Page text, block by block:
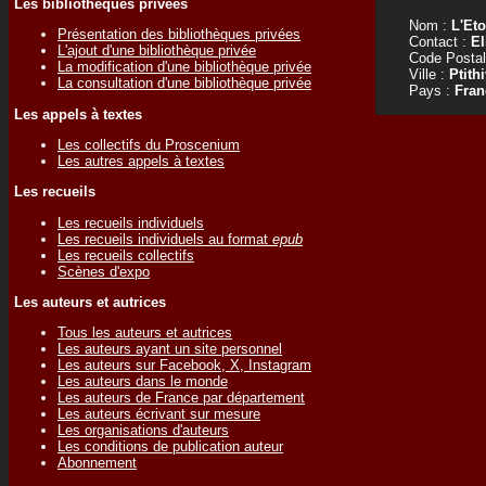
Les bibliothèques privées
Présentation des bibliothèques privées
L'ajout d'une bibliothèque privée
La modification d'une bibliothèque privée
La consultation d'une bibliothèque privée
Les appels à textes
Les collectifs du Proscenium
Les autres appels à textes
Les recueils
Les recueils individuels
Les recueils individuels au format epub
Les recueils collectifs
Scènes d'expo
Les auteurs et autrices
Tous les auteurs et autrices
Les auteurs ayant un site personnel
Les auteurs sur Facebook, X, Instagram
Les auteurs dans le monde
Les auteurs de France par département
Les auteurs écrivant sur mesure
Les organisations d'auteurs
Les conditions de publication auteur
Abonnement
Nom :
Contact :
Code
Ville :
Pays :